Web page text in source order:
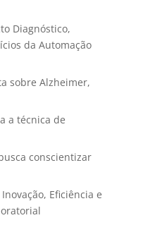
Diagnóstico,
da Automação
sobre Alzheimer,
a técnica de
conscientizar
Eficiência e